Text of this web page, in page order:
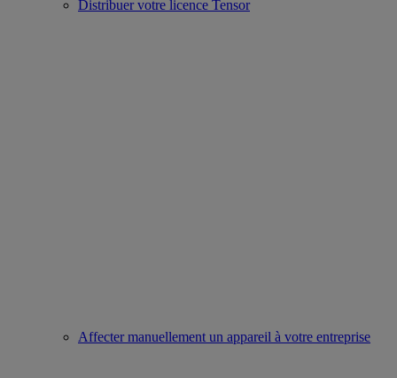
Distribuer votre licence Tensor
Affecter manuellement un appareil à votre entreprise